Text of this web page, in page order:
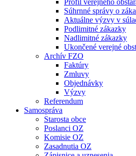
Profil verejného
Súhrnné správy o
Aktuálne výzvy v
Podlimitné zákazky
Nadlimitné zákazky
Ukončené verejné
Archív FZO
Faktúry
Zmluvy
Objednávky
Výzvy
Referendum
Samospráva
Starosta obce
Poslanci OZ
Komisie OZ
Zasadnutia OZ